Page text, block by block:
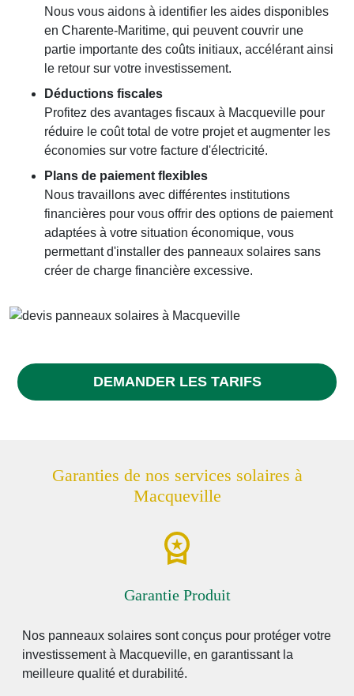
Nous vous aidons à identifier les aides disponibles
en Charente-Maritime, qui peuvent couvrir une
partie importante des coûts initiaux, accélérant ainsi
le retour sur votre investissement.
Déductions fiscales
Profitez des avantages fiscaux à Macqueville pour
réduire le coût total de votre projet et augmenter les
économies sur votre facture d'électricité.
Plans de paiement flexibles
Nous travaillons avec différentes institutions
financières pour vous offrir des options de paiement
adaptées à votre situation économique, vous
permettant d'installer des panneaux solaires sans
créer de charge financière excessive.
DEMANDER LES TARIFS
Garanties de nos services solaires à
Macqueville
Garantie Produit
Nos panneaux solaires sont conçus pour protéger votre
investissement à Macqueville, en garantissant la
meilleure qualité et durabilité.